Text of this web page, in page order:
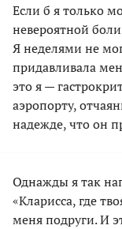
Если б я только
невероятной
Я неделями не
придавливала
это я —
аэропорту,
надежде, что он
Однажды я так
«Кларисса, где
меня подруги. И